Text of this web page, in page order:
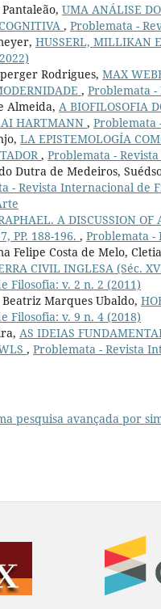
UMA ANÁLISE
, Problemata -
HUSSERL, MILLIKAN
Rodrigues, MAX
, Problemata -
Almeida, A BIOFILOSOFIA
HARTMANN , Problemata
LA EPISTEMOLOGÍA
, Problemata -
Dutra de Medeiros,
- Revista Internacional de
A DISCUSSION
PP. 188-196. , Problemata -
Felipe Costa de Melo,
CIVIL INGLESA (Séc.
Filosofia: v. 2 n. 2 (2011)
Marques Ubaldo,
Filosofia: v. 9 n. 4 (2018)
AS IDEIAS
, Problemata - Revista
pesquisa avançada por